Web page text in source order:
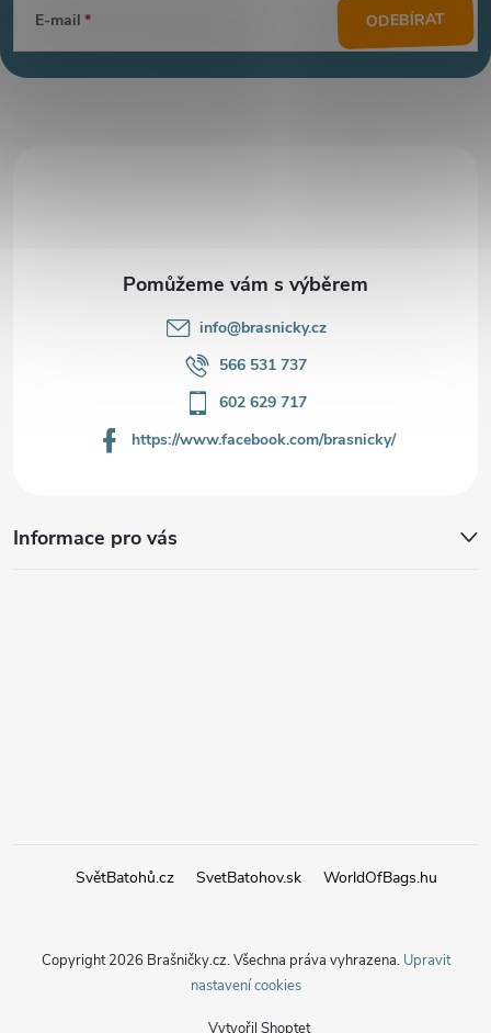
p
E-mail ODEBÍRAT
info@brasnicky.cz
566 531 737
602 629 717
https://www.facebook.com/brasnicky/
Informace pro vás
SvětBatohů.cz SvetBatohov.sk WorldOfBags.hu
Vytvořil Shoptet
Copyright 2026 Brašničky.cz. Všechna práva vyhrazena. Upravit
nastavení cookies